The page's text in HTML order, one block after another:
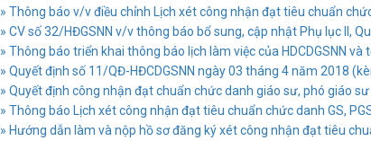
» Thông báo v/v điều chỉnh Lịch xét công nhận đạt tiêu chuẩn chức
» CV số 32/HĐGSNN v/v thông báo bổ sung, cập nhật Phụ lục II,
» Thông báo triển khai thông báo lịch làm việc của HDCDGSNN và
» Quyết định số 11/QĐ-HĐCDGSNN ngày 03 tháng 4 năm 2018
» Quyết định công nhận đạt chuẩn chức danh giáo sư, phó giáo
» Thông báo Lịch xét công nhận đạt tiêu chuẩn chức danh GS,
» Hướng dẫn làm và nộp hồ sơ đăng ký xét công nhận đạt tiêu